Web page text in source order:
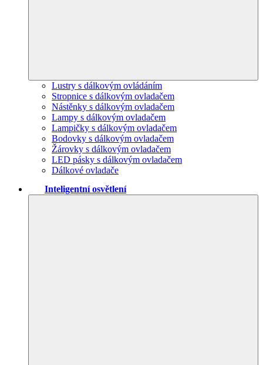
Lustry s dálkovým ovládáním
Stropnice s dálkovým ovladačem
Nástěnky s dálkovým ovladačem
Lampy s dálkovým ovladačem
Lampičky s dálkovým ovladačem
Bodovky s dálkovým ovladačem
Žárovky s dálkovým ovladačem
LED pásky s dálkovým ovladačem
Dálkové ovladače
Inteligentní osvětlení